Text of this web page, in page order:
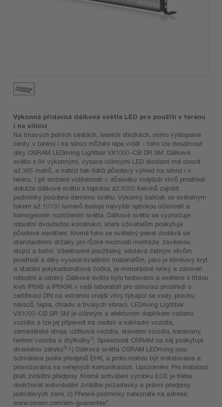
Výkonná přídavná dálková světla LED pro použití v terénu
i na silnici
Na tmavých polních cestách, lesních stezkách, mimo vyšlapané
cesty, v terénu i na silnici můžete lépe vidět - toho lze dosáhnout
díky OSRAM LEDriving Lightbar VX1000-CB DR SM. Dálkové
světlo s 84 výkonnými, vysoce účinnými LED diodami má dosvit
až 385 metrů, a nabízí tak řidiči působivý výhled na silnici i v
terénu. I při snížené viditelnosti v důsledku vnějších vlivů prostředí
dokáže dálkové světlo s teplotou až 6000 kelvinů zajistit
podmínky podobné dennímu světlu. Výkonný balíček se světelným
tokem až 10100 lumenů boduje nejvyšší optickou účinností a
homogenním rozložením světla. Dálkové světlo se vyznačuje
robustní dvouřadou konstrukcí, která uživatelům poskytuje
působivé osvětlení. Kromě toho se světelný panel dodává se
standardními držáky pro různé možnosti montáže: závěsnou,
stojící a boční. Všestranně použitelný, odolává četným vlivům
prostředí a díky vysoce kvalitním materiálům, jako je hliníkový kryt
a stabilní polykarbonátová čočka, je mimořádně lehký a zároveň
robustní a odolný. Dálkové světlo bylo testováno a ověřeno s třídou
krytí IP6K8 a IP6K9K v naší laboratoři pro simulaci prostředí s
certifikací DIN na extrémní vnější vlivy týkající se vody, prachu,
nárazů, tepla, chladu a trvalých vibrací. LEDriving Lightbar
VX1000-CB DR SM je účinným a efektivním doplňkem vašeho
vozidla a lze jej připevnit na osobní a nákladní vozidla,
zemědělské stroje, užitková vozidla, stavební vozidla, karavany,
terénní vozidla a čtyřkolky1)
. Společnost OSRAM na něj poskytuje
dvouletou záruku2) .1) Dálková světla OSRAM LEDriving jsou
schválena podle předpisů EHK, a proto mohou být instalována a
provozována na veřejných komunikacích. Upozornění: Pro instalaci
platí zvláštní předpisy. Kromě schválení výrobku ECE je třeba
dodržovat individuální zvláštní požadavky a právní předpisy
jednotlivých zemí. 2) Přesné podmínky naleznete na adrese:
www.osram.com/am-guarantee".